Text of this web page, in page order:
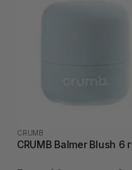
CRUMB
CRUMB Balmer Blush 6 г